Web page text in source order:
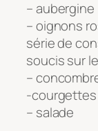
– aubergine
– oignons
série de
soucis sur
–
-courgettes
– salade